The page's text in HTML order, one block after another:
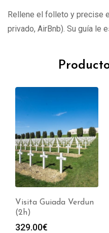
Rellene el folleto y precise
privado, AirBnb). Su guía le
Visita Guiada Verdun
(2h)
329.00€